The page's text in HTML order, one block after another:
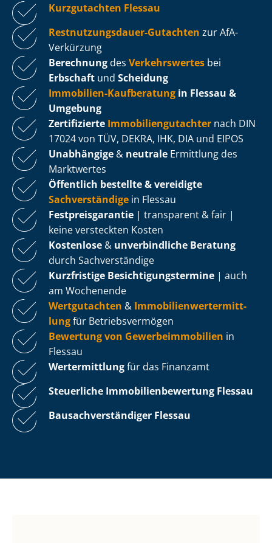
Kurzgutachten Flessau
Rest­nut­zungs­dau­er-Gutachten zur AfA-
Verkürzung
Berechnung des Verkehrswertes bei
Erbschaft und Scheidung
Immobilien-Kaufberatung in Flessau &
Umgebung
Zertifizierte Im­mo­bi­li­en­gut­ach­ter nach DIN
17024 von TÜV, DEKRA, IHK, DIA und EIPOS
Unabhängige & neutrale Ermittlung des
Marktwertes
Öffentlich bestellte & vereidigte
Sachverständige in Flessau
Fest­preis­ga­ran­tie | transparent & fair |
keine versteckten Kosten
Kostenlose & unverbindliche Beratung
durch Sachverständige
Kurzfristige Be­sich­ti­gungs­ter­mi­ne | auch
am Wochenende
Wertgutachten & Im­mo­bi­li­en­wert­ermitt­
lungfür Be­triebs­ver­mö­gen
Bewertung von Ge­wer­be­im­mo­bi­li­en in
Flessau
Wertermittlungfür das Finanzamt
Steuerliche Im­mo­bi­li­en­be­wer­tung Flessau
Bau­sach­ver­stän­di­ger Flessau